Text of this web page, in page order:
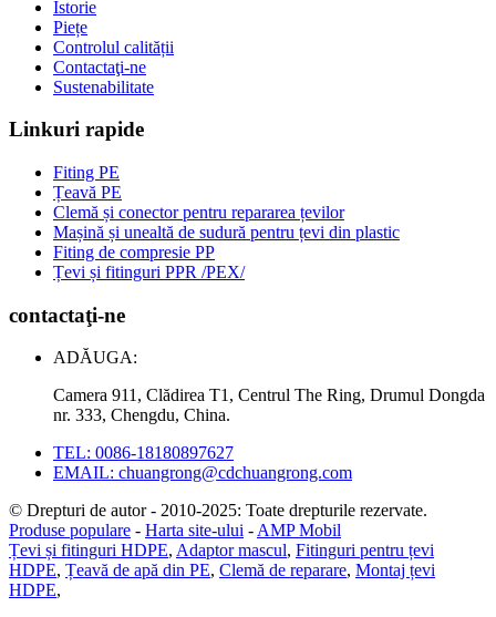
Istorie
Piețe
Controlul calității
Contactaţi-ne
Sustenabilitate
Linkuri rapide
Fiting PE
Țeavă PE
Clemă și conector pentru repararea țevilor
Mașină și unealtă de sudură pentru țevi din plastic
Fiting de compresie PP
Țevi și fitinguri PPR /PEX/
contactaţi-ne
ADĂUGA:
Camera 911, Clădirea T1, Centrul The Ring, Drumul Dongda
nr. 333, Chengdu, China.
TEL: 0086-18180897627
EMAIL: chuangrong@cdchuangrong.com
© Drepturi de autor - 2010-2025: Toate drepturile rezervate.
Produse populare - Harta site-ului -AMP Mobil
Țevi și fitinguri HDPE, Adaptor mascul, Fitinguri pentru țevi
HDPE, Țeavă de apă din PE, Clemă de reparare, Montaj țevi
HDPE,